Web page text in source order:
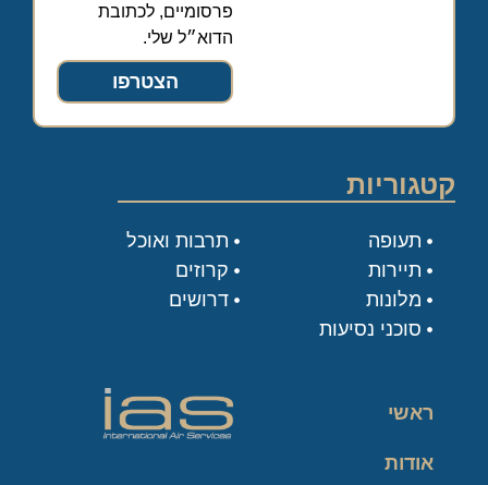
פרסומיים, לכתובת
הדוא״ל שלי.
הצטרפו
קטגוריות
תעופה
תיירות
מלונות
סוכני נסיעות
תרבות ואוכל
קרוזים
דרושים
ראשי
אודות